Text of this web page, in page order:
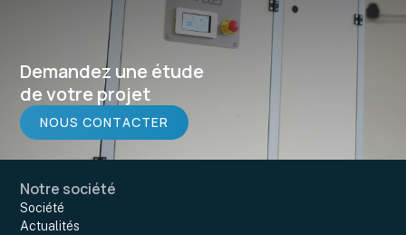
Demandez une étude
de votre projet
NOUS CONTACTER
Notre société
Société
Actualités